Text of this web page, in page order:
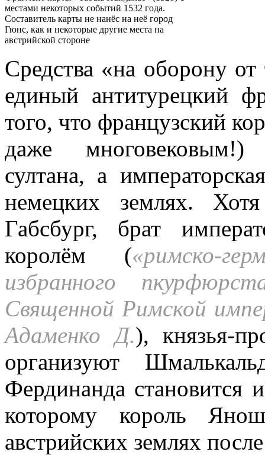
местами некоторых событий 1532 года.
Составитель карты не нанёс на неё город
Гюнс, как и некоторые другие места на
австрийской стороне
Средства «на оборону
единый антитурецкий
того, что французский
даже многовековым!)
султана, а
немецких землях.
Габсбург, брат
королём («римско-
избранного
Священной Римской
Адаменко Д.), князья-
организуют
Фердинанда становится
которому король
австрийских землях